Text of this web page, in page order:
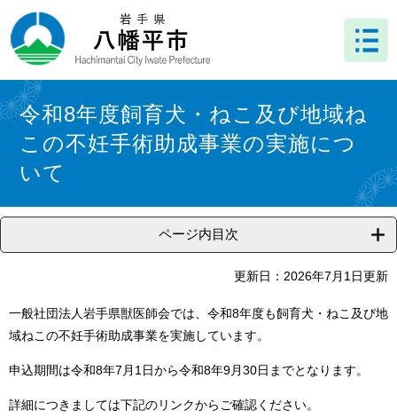
ー
ジ
先
頭
で
ニ
ュ
を
飛
ば
へ
文 令和8年度飼育犬・ねこ及び地域ね
この不妊手術助成事業の実施につ
いて
ページ内目次
更新日：2026年7月1日更新
一般社団法人岩手県獣医師会では、令和8年度も飼育犬・ねこ及び地
域ねこの不妊手術助成事業を実施しています。
申込期間は令和8年7月1日から令和8年9月30日までとなります。
詳細につきましては下記のリンクからご確認ください。